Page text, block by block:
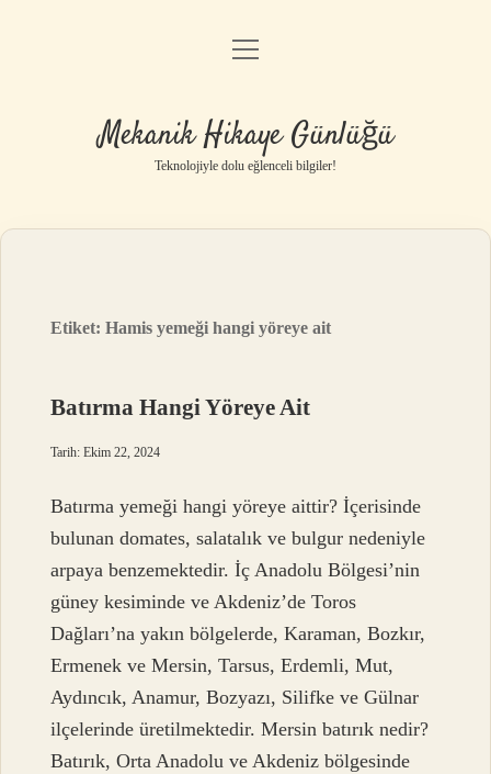
Anasayfa
Yasal Uyarı
menüyü
Mekanik Hikaye Günlüğü
Teknolojiyle dolu eğlenceli bilgiler!
Etiket:Hamis yemeği hangi yöreye ait
Batırma Hangi Yöreye Ait
Tarih: Ekim 22, 2024
Batırma yemeği hangi yöreye aittir? İçerisinde
bulunan domates, salatalık ve bulgur nedeniyle
arpaya benzemektedir. İç Anadolu Bölgesi’nin
güney kesiminde ve Akdeniz’de Toros
Dağları’na yakın bölgelerde, Karaman, Bozkır,
Ermenek ve Mersin, Tarsus, Erdemli, Mut,
Aydıncık, Anamur, Bozyazı, Silifke ve Gülnar
ilçelerinde üretilmektedir. Mersin batırık nedir?
Batırık, Orta Anadolu ve Akdeniz bölgesinde